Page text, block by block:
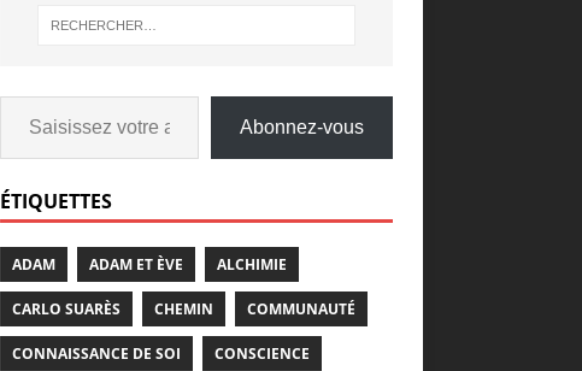
Abonnez-vous
ÉTIQUETTES
ADAM ADAM ET ÈVE ALCHIMIE
CARLO SUARÈS CHEMIN COMMUNAUTÉ
CONNAISSANCE DE SOI CONSCIENCE